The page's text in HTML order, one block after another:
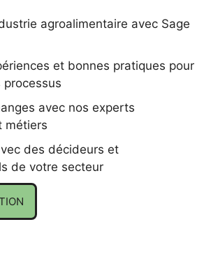
agroalimentaire avec Sage
et bonnes pratiques pour
processus
avec nos experts
métiers
des décideurs et
de votre secteur